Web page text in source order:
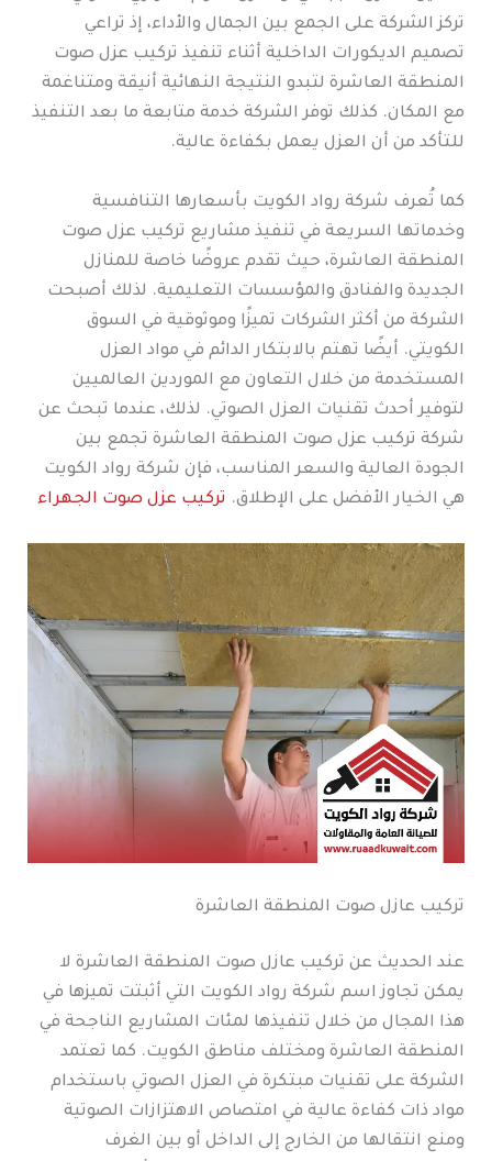
تركز الشركة على الجمع بين الجمال والأداء، إذ تراعي
تصميم الديكورات الداخلية أثناء تنفيذ تركيب عزل صوت
المنطقة العاشرة لتبدو النتيجة النهائية أنيقة ومتناغمة
مع المكان. كذلك توفر الشركة خدمة متابعة ما بعد التنفيذ
للتأكد من أن العزل يعمل بكفاءة عالية.
كما تُعرف شركة رواد الكويت بأسعارها التنافسية
وخدماتها السريعة في تنفيذ مشاريع تركيب عزل صوت
المنطقة العاشرة، حيث تقدم عروضًا خاصة للمنازل
الجديدة والفنادق والمؤسسات التعليمية. لذلك أصبحت
الشركة من أكثر الشركات تميزًا وموثوقية في السوق
الكويتي. أيضًا تهتم بالابتكار الدائم في مواد العزل
المستخدمة من خلال التعاون مع الموردين العالميين
لتوفير أحدث تقنيات العزل الصوتي. لذلك، عندما تبحث عن
شركة تركيب عزل صوت المنطقة العاشرة تجمع بين
الجودة العالية والسعر المناسب، فإن شركة رواد الكويت
هي الخيار الأفضل على الإطلاق. تركيب عزل صوت الجهراء
تركيب عازل صوت المنطقة العاشرة
عند الحديث عن تركيب عازل صوت المنطقة العاشرة لا
يمكن تجاوز اسم شركة رواد الكويت التي أثبتت تميزها في
هذا المجال من خلال تنفيذها لمئات المشاريع الناجحة في
المنطقة العاشرة ومختلف مناطق الكويت. كما تعتمد
الشركة على تقنيات مبتكرة في العزل الصوتي باستخدام
مواد ذات كفاءة عالية في امتصاص الاهتزازات الصوتية
ومنع انتقالها من الخارج إلى الداخل أو بين الغرف